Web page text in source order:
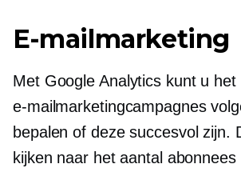
E-mailmarketing
Met Google Analytics kunt u
e-mailmarketingcampagnes
bepalen of deze succesvol zijn.
kijken naar het aantal